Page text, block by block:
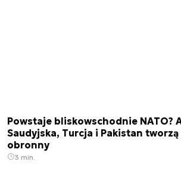
Powstaje bliskowschodnie NATO?
Saudyjska, Turcja i Pakistan
obronny
3 min.